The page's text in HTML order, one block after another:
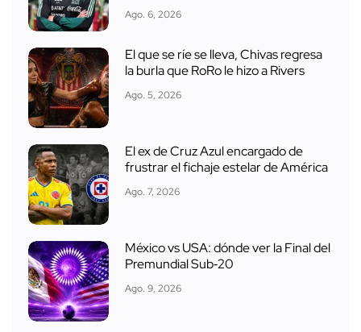
Ago. 6, 2026
El que se ríe se lleva, Chivas regresa
la burla que RoRo le hizo a Rivers
Ago. 5, 2026
El ex de Cruz Azul encargado de
frustrar el fichaje estelar de América
Ago. 7, 2026
México vs USA: dónde ver la Final del
Premundial Sub‑20
Ago. 9, 2026